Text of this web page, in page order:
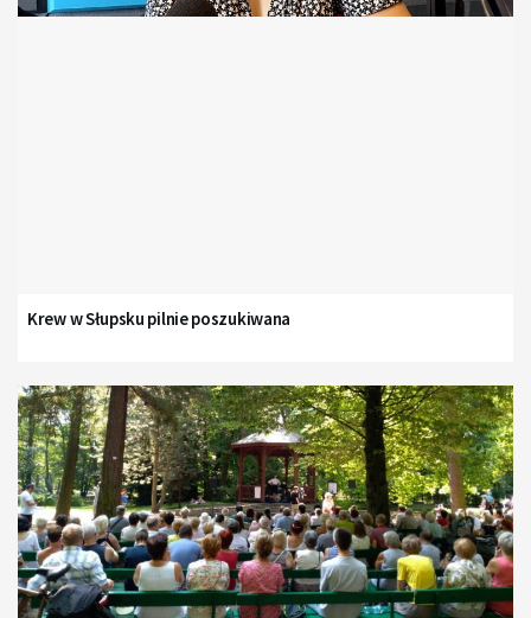
Krew w Słupsku pilnie poszukiwana